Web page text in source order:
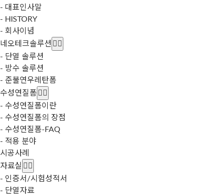
- 대표인사말
- HISTORY
- 회사이념
네오테크솔루션
- 단열 솔루션
- 방수 솔루션
- 준불연우레탄폼
수성연질폼
- 수성연질폼이란
- 수성연질폼의 장점
- 수성연질폼-FAQ
- 적용 분야
시공사례
자료실
- 인증서/시험성적서
- 단열자료